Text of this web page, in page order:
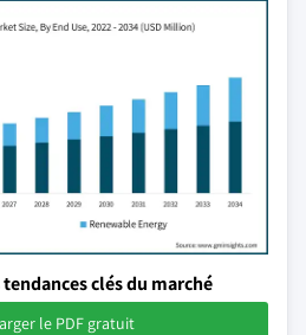
clés du marché
le PDF gratuit